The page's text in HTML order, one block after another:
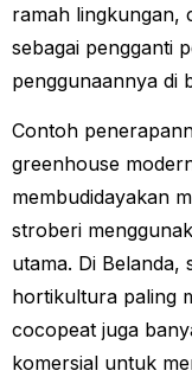
ramah lingkungan,
sebagai pengganti
penggunaannya di
Contoh
greenhouse
membudidayakan
stroberi
utama. Di Belanda,
hortikultura paling
cocopeat juga
komersial untuk